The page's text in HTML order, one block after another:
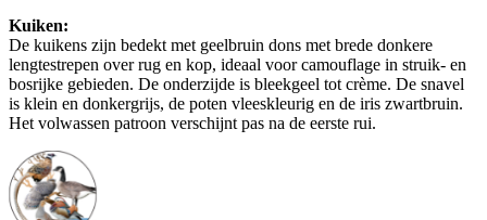
Kuiken:
De kuikens zijn bedekt met geelbruin dons met brede donkere
lengtestrepen over rug en kop, ideaal voor camouflage in struik- en
bosrijke gebieden. De onderzijde is bleekgeel tot crème. De snavel
is klein en donkergrijs, de poten vleeskleurig en de iris zwartbruin.
Het volwassen patroon verschijnt pas na de eerste rui.